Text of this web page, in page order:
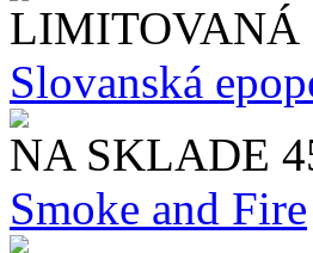
LIMITOVANÁ
Slo​vanská
NA SKLADE
Smoke and Fire